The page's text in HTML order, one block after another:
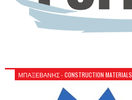
ΜΠΑΞΕΒΑΝΗΣ - CONSTRUCTION MATERIALS